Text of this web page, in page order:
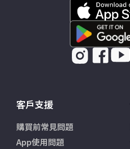
客戶支援
購買前常見問題
App使用問題